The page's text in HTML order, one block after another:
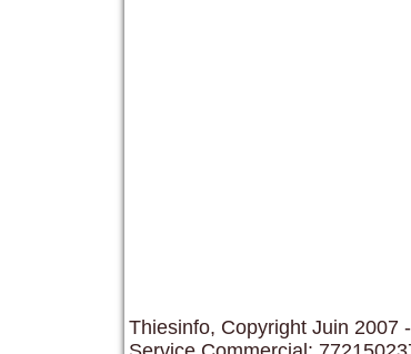
Thiesinfo, Copyright Juin 2007